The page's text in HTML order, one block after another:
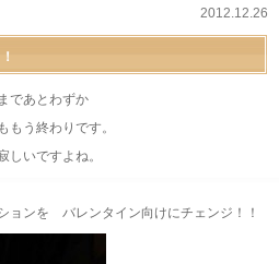
2012.12.26
であとわずか
もう終わりです。
いですよね。
ョンを バレンタイン向けにチェンジ！！